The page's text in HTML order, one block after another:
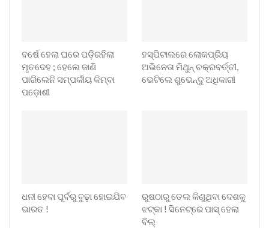
ବର୍ଷେ ହେଲା ଘରେ ପଡ଼ିରହିଲା
ମୃତଦେହ ; ହେଲେ ଜାଣି
ପାରିଲେନି ସମ୍ପର୍କୀୟ କିମ୍ବା
ପଡ଼ୋଶୀ
ହସ୍ପିଟାଲରେ ଲୋକପ୍ରିୟ
ଅଭିନେତା ମିଥୁନ୍ ଚକ୍ରବର୍ତ୍ତୀ,
ଭେଟିଲେ ଶୁଭେନ୍ଦୁ ଅଧିକାରୀ
ଧନୀ ହେବା ପୂର୍ବରୁ ବୁଢ଼ା ହୋଇଯିବ
ଭାରତ !
ରୁଷଠାରୁ ତେଲ କିଣୁଥିବା ଦେଶକୁ
ଝଟ୍‌କା ! ସିନେଟ୍‌ରେ ପାସ୍ ହେଲା
ବିଲ୍